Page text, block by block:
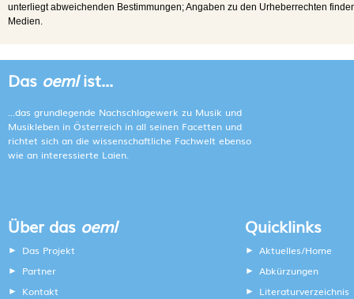
unterliegt abweichenden Bestimmungen; Angaben zu den Urheberrechten
Medien.
Das oemlist...
...das grundlegende Nachschlagewerk zu Musik und
Musikleben in Österreich in all seinen Facetten und
richtet sich an die wissenschaftliche Fachwelt ebenso
wie an interessierte Laien.
Über das oeml
Das Projekt
Partner
Kontakt
Quicklinks
Aktuelles/Home
Abkürzungen
Literaturverzeichnis